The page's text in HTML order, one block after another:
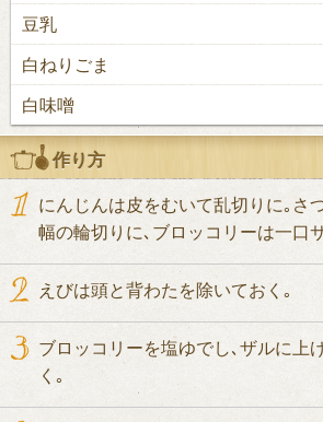
豆乳
白ねりごま
白味噌
作り方
にんじんは皮をむいて乱切りに｡さ
幅の輪切りに､ブロッコリーは一口
えびは頭と背わたを除いておく｡
ブロッコリーを塩ゆでし､ザルに上
く｡